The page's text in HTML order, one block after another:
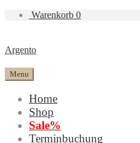
Warenkorb 0
Argento
Menu
Home
Shop
Sale%
Terminbuchung